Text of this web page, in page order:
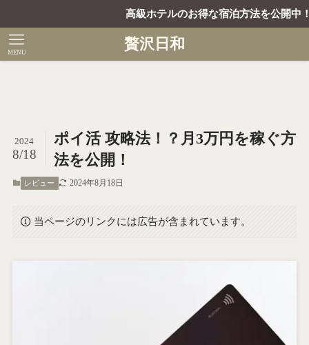
高級ホテルのお得な宿泊方法を公開中！キャ
贅沢日和
MENU
ポイ活 攻略法！？月3万円を稼ぐ方
法を公開！
2024
8/18
レビュー 2024年8月18日
当ページのリンクには広告が含まれています。